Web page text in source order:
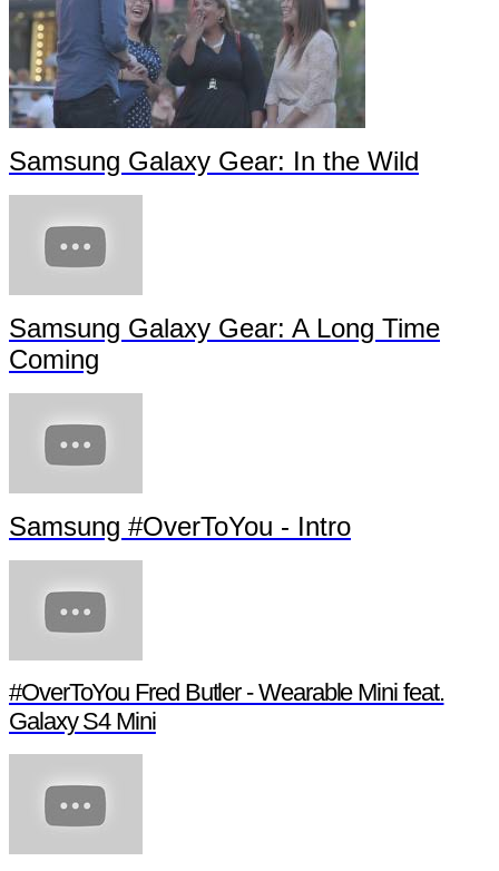
Samsung Galaxy Gear: In the Wild
Samsung Galaxy Gear: A Long Time
Coming
Samsung #OverToYou - Intro
#OverToYou Fred Butler - Wearable Mini feat.
Galaxy S4 Mini